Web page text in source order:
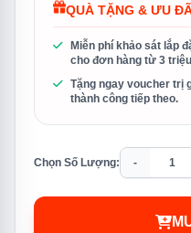
QUÀ TẶNG & ƯU
Miễn phí khảo sát lắp
cho đơn hàng từ 3
Tặng ngay voucher trị
thành công tiếp theo.
Chọn Số Lượng: -